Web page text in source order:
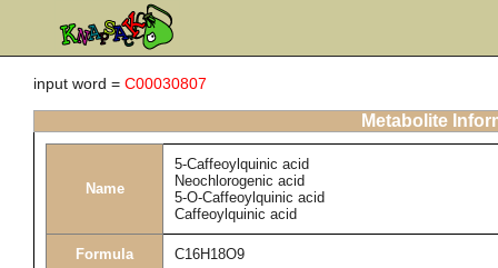
input word = C00030807
Metabolite
Name
5-Caffeoylquinic acid
Neochlorogenic acid
5-O-Caffeoylquinic acid
Caffeoylquinic acid
Formula C16H18O9